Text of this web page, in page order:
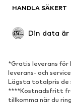
Nytt
Boots & stövlar
Lågskor
SPORT
Sportkläder
HANDLA SÄKERT
Din data är
*Gratis leverans för
leverans- och
Lägsta totalpris de
****Kostnadsfritt
tillkomma när du